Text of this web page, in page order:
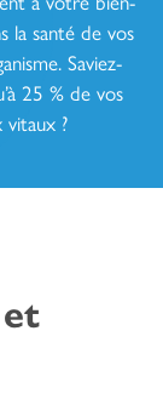
la santé de vos
Saviez-
25 % de vos
vitaux ?